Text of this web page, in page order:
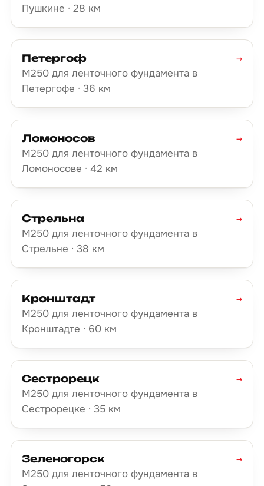
Пушкине · 28 км
Петергоф
М250 для ленточного фундамента в
Петергофе · 36 км
→
Ломоносов
М250 для ленточного фундамента в
Ломоносове · 42 км
→
Стрельна
М250 для ленточного фундамента в
Стрельне · 38 км
→
Кронштадт
М250 для ленточного фундамента в
Кронштадте · 60 км
→
Сестрорецк
М250 для ленточного фундамента в
Сестрорецке · 35 км
→
Зеленогорск
М250 для ленточного фундамента в
→